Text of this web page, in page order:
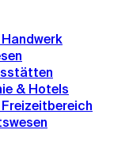
Handwerk
& Hotels
Freizeitbereich